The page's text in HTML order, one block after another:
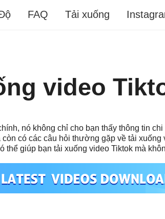
FAQ Tải xuống
video
nó không chỉ cho bạn thấy thông tin
có các câu hỏi thường gặp về tải
giúp bạn tải xuống video Tiktok mà